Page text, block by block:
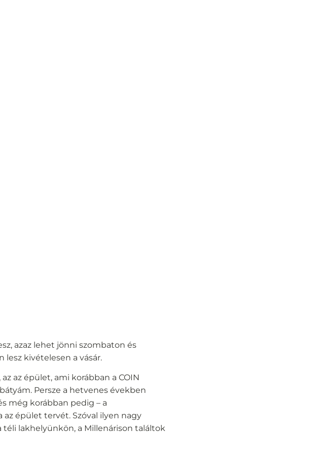
azaz lehet jönni szombaton és
lesz kivételesen a vásár.
az épület, ami korábban a COIN
Persze a hetvenes években
még korábban pedig – a
épület tervét. Szóval ilyen nagy
lakhelyünkön, a Millenárison találtok